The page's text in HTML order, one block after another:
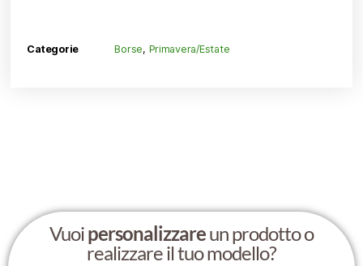
Categorie Borse, Primavera/Estate
Vuoipersonalizzareun prodotto o
realizzare il tuo modello?